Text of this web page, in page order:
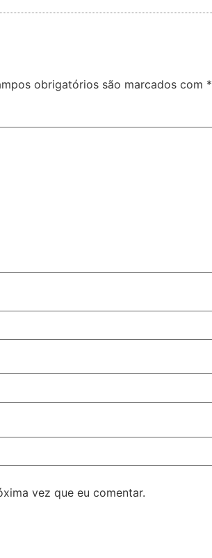
obrigatórios são marcados com *
vez que eu comentar.